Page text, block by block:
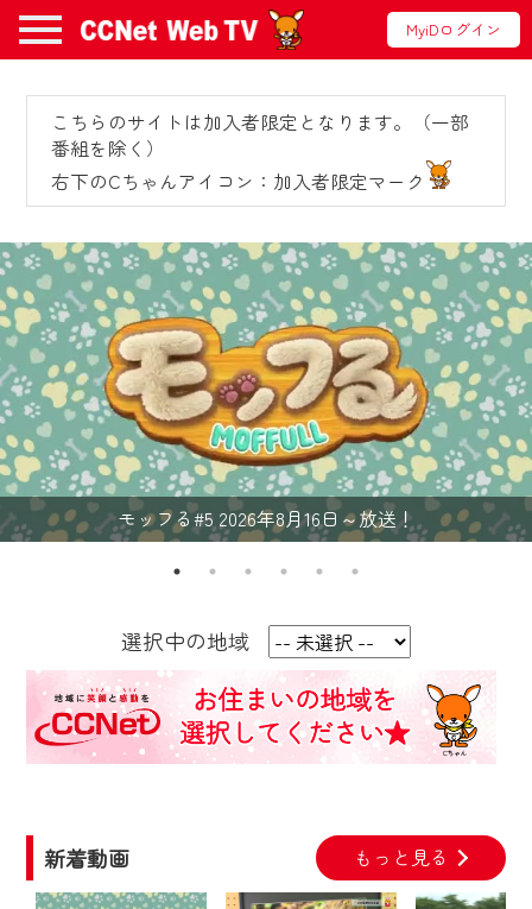
MyiDログイン
こちらのサイトは加入者限定となります。（一部
番組を除く）
右下のCちゃんアイコン：加入者限定マーク
モッフる#5 2026年8月16日～放送！
選択中の地域
新着動画 もっと見る
お知らせ
2024/09/02
動画配信サービス『CCNet Web TV』は2024
年9月24日からリニューアルします！
【変更点】
◆デザイン変更により、お住まいの地域
の動画コンテンツが一目瞭然。
◆当社アプリやＰＣブラウザから、いつ
でも・どこでも・外出先でも！
CCNetサービスエリア20市町の地域情報
番組をご視聴いただけます！
2024年9月24日からはご加入者様へのサー
ビス向上のため、
『CCNet Web TV』を利用いただくには、
一部コンテンツを除き、
CCNetサービスへの加入と『CCNetマイ
ページ※』へのログインが必要となりま
何卒、ご理解ご了承の程よろしくお願い
いたします。